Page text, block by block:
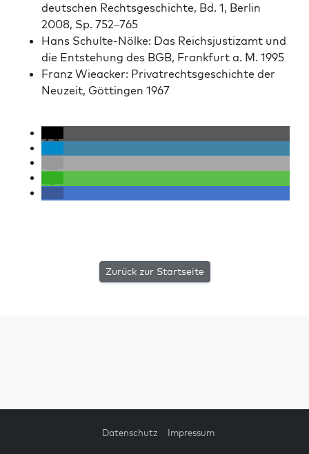
deutschen Rechts­geschichte, Bd. 1, Berlin
2008, Sp. 752–765
Hans Schulte-Nölke: Das Reich­sjus­ti­zamt und
die Entste­hung des BGB, Frank­furt a. M. 1995
Franz Wieack­er: Pri­va­trechts­geschichte der
Neuzeit, Göt­tin­gen 1967
Zurück zur Startseite
Datenschutz Impressum